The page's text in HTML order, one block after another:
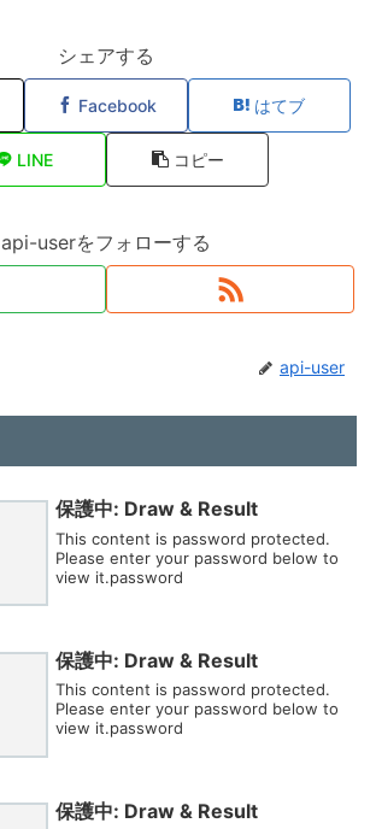
シェアする
Facebook はてブ
LINE コピー
api-userをフォローする
api-user
保護中: Draw & Result
This content is password protected.
Please enter your password below to
view it.password
保護中: Draw & Result
This content is password protected.
Please enter your password below to
view it.password
保護中: Draw & Result